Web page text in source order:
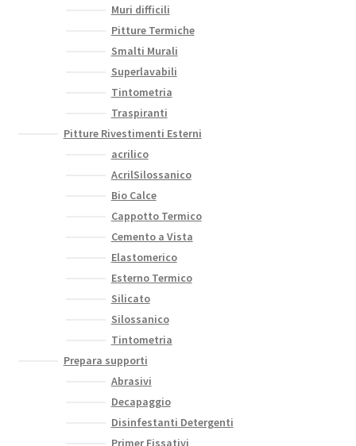
Muri difficili
Pitture Termiche
Smalti Murali
Superlavabili
Tintometria
Traspiranti
Pitture Rivestimenti Esterni
acrilico
AcrilSilossanico
Bio Calce
Cappotto Termico
Cemento a Vista
Elastomerico
Esterno Termico
Silicato
Silossanico
Tintometria
Prepara supporti
Abrasivi
Decapaggio
Disinfestanti Detergenti
Primer Fissativi